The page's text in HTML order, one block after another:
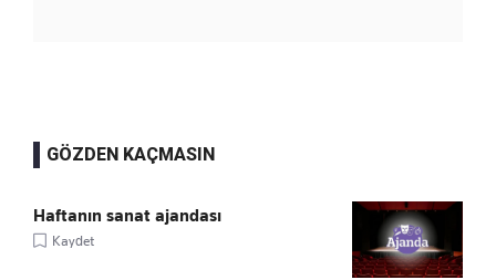
GÖZDEN KAÇMASIN
Haftanın sanat ajandası
Kaydet